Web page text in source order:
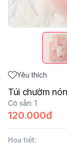
Yêu thích
Túi chườm
Có sẵn: 1
120.000đ
Hoạ tiết: